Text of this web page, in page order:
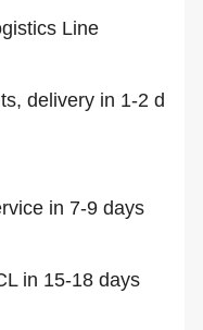
Line
delivery in 1-2 d
in 7-9 days
in 15-18 days